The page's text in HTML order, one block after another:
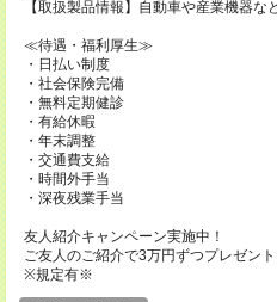
【取扱製品情報】自動車や産業機器な
≪待遇・福利厚生≫
・日払い制度
・社会保険完備
・無料定期健診
・有給休暇
・年末調整
・交通費支給
・時間外手当
・深夜残業手当
友人紹介キャンペーン実施中！
ご友人のご紹介で3万円ずつプレゼント
※規定有※